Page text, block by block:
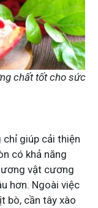
chất tốt cho sức
chỉ giúp cải thiện
có khả năng
vật cương
hơn. Ngoài việc
bò, cần tây xào